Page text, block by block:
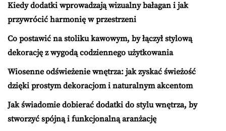
Kiedy dodatki wprowadzają wizualny bałagan i jak
przywrócić harmonię w przestrzeni
Co postawić na stoliku kawowym, by łączył stylową
dekorację z wygodą codziennego użytkowania
Wiosenne odświeżenie wnętrza: jak zyskać świeżość
dzięki prostym dekoracjom i naturalnym akcentom
Jak świadomie dobierać dodatki do stylu wnętrza, by
stworzyć spójną i funkcjonalną aranżację